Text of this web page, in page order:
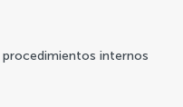
internos